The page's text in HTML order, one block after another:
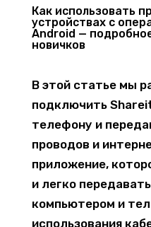
Как использовать
устройствах с
Android —
новичков
В этой статье мы
подключить
телефону и
проводов и
приложение,
и легко
компьютером и
использования